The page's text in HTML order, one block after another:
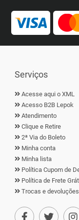
Serviços
Acesse aqui o XML
Acesso B2B Lepok
Atendimento
Clique e Retire
2ª Via do Boleto
Minha conta
Minha lista
Política Cupom de
Política de Frete
Trocas e devoluções